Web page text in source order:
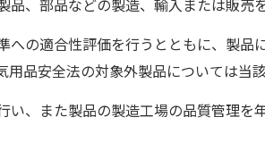
、部品などの製造、輸入または販売
への適合性評価を行うとともに、製品
品安全法の対象外製品については当
、また製品の製造工場の品質管理を